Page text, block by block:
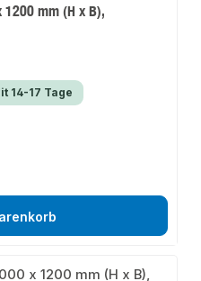
mm (H x B),
14-17 Tage